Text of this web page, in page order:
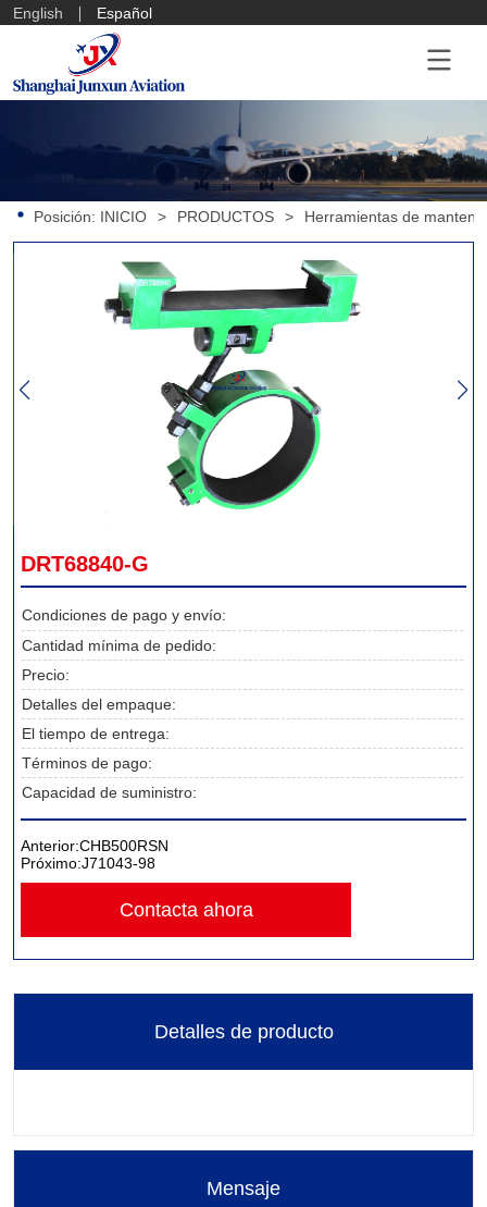
English Español
Posición: INICIO > PRODUCTOS > Herramientas de
DRT68840-G
Condiciones de pago y envío:
Cantidad mínima de pedido:
Precio:
Detalles del empaque:
El tiempo de entrega:
Términos de pago:
Capacidad de suministro:
Anterior:CHB500RSN
Próximo:J71043-98
Contacta ahora
Detalles de producto
Mensaje